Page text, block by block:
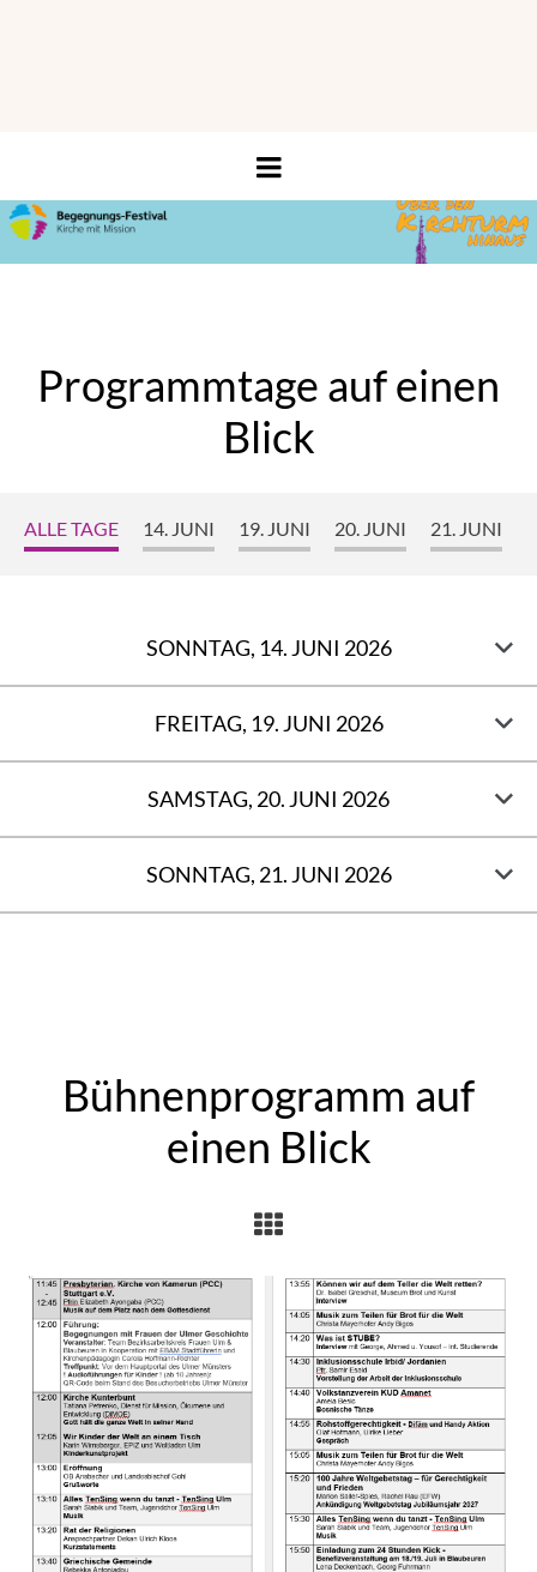
Programmtage auf einen
Blick
ALLE TAGE 14. JUNI 19. JUNI 20. JUNI 21. JUNI
SONNTAG, 14. JUNI 2026
FREITAG, 19. JUNI 2026
SAMSTAG, 20. JUNI 2026
SONNTAG, 21. JUNI 2026
Bühnenprogramm auf
einen Blick